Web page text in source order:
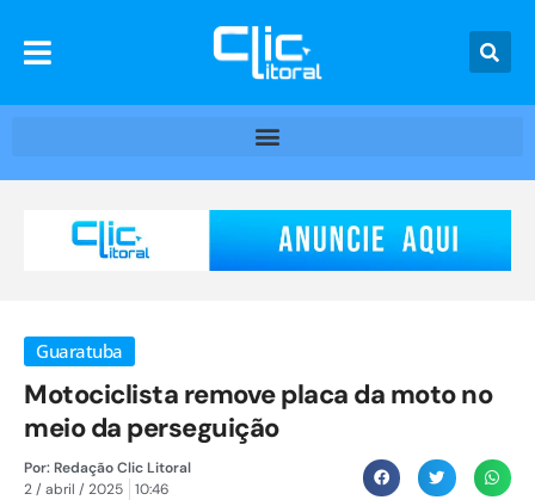
Guaratuba
Motociclista remove placa da moto no
meio da perseguição
Por:Redação Clic Litoral
2 / abril / 2025
10:46